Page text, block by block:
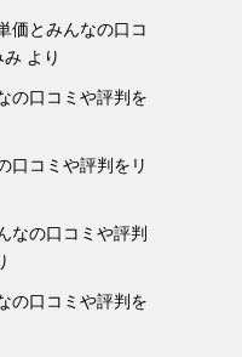
価とみんなの口コ
み より
の口コミや評判を
口コミや評判をリ
なの口コミや評判
の口コミや評判を